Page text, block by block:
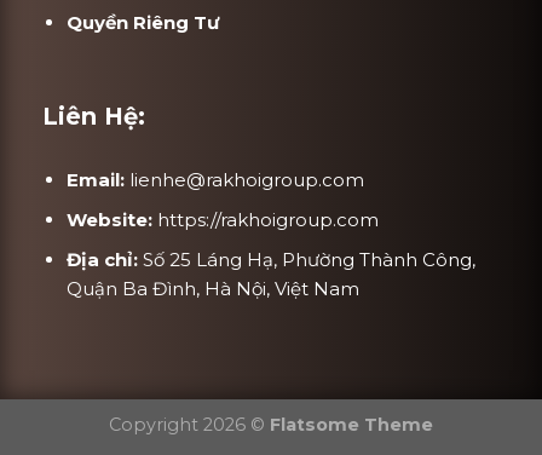
Quyền Riêng Tư
Liên Hệ:
Email: lienhe@rakhoigroup.com
Website: https://rakhoigroup.com
Địa chỉ: Số 25 Láng Hạ, Phường Thành Công,
Quận Ba Đình, Hà Nội, Việt Nam
Copyright 2026 © Flatsome Theme